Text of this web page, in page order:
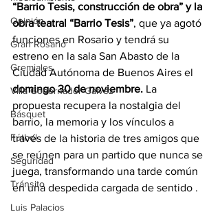
Opinión
Gran Rosario
Gremiales
Villa Gobernador Gálvez
Básquet
Fútbol
Seguridad
Tránsito
Luis Palacios
“Barrio Tesis, construcción de obra” y la
obra teatral “Barrio Tesis”, que ya agotó
funciones en Rosario y tendrá su
estreno en la sala San Abasto de la
Ciudad Autónoma de Buenos Aires el
domingo 30 de noviembre. La
propuesta recupera la nostalgia del
barrio, la memoria y los vínculos a
través de la historia de tres amigos que
se reúnen para un partido que nunca se
juega, transformando una tarde común
en una despedida cargada de sentido .